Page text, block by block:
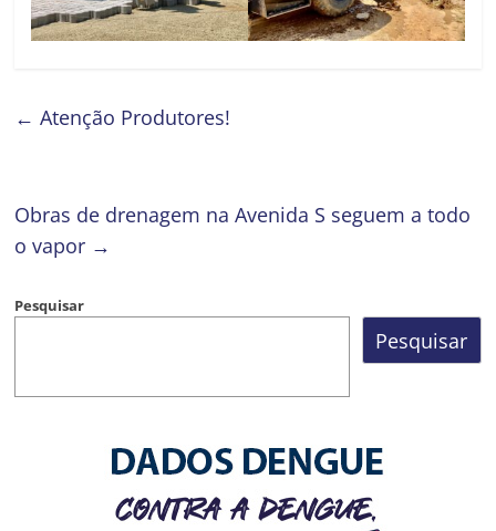
← Atenção Produtores!
Obras de drenagem na Avenida S seguem a todo
o vapor →
Pesquisar
Pesquisar